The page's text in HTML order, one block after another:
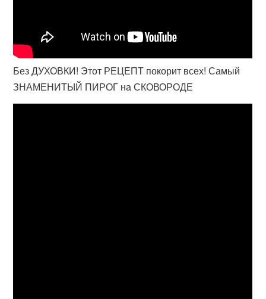
Без ДУХОВКИ! Этот РЕЦЕПТ покорит всех! Самый
ЗНАМЕНИТЫЙ ПИРОГ на СКОВОРОДЕ